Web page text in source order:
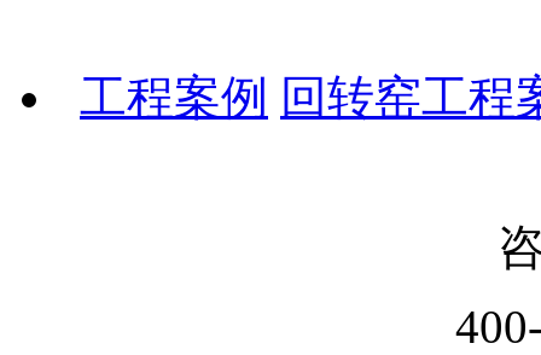
工程案例 回转窑工程